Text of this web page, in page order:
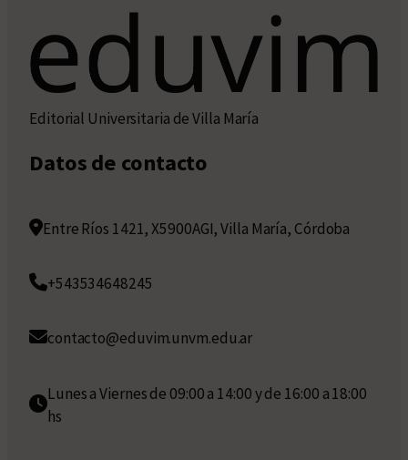
Editorial Universitaria de Villa María
Datos de contacto
Entre Ríos 1421, X5900AGI, Villa María, Córdoba
+543534648245
contacto@eduvim.unvm.edu.ar
Lunes a Viernes de 09:00 a 14:00 y de 16:00 a 18:00
hs